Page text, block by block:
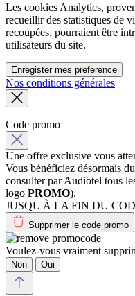
Les cookies Analytics,
recueillir des statistiques de
recoupées, pourraient être
utilisateurs du site.
Enregister mes preference
Nos conditions générales
Code promo
Une offre exclusive vous
Vous bénéficiez désormais
consulter par Audiotel tous
logo PROMO).
JUSQU'À LA FIN DU
Supprimer le code promo
Voulez-vous vraiment
Non Oui